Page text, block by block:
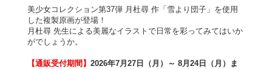
美少女コレクション第37弾 月杜尋 作「雪より団子」を使用
した複製原画が登場！
月杜尋 先生による美麗なイラストで日常を彩ってみてはいか
がでしょうか。
【通販受付期間】 2026年7月27日（月）～ 8月24日（月）ま